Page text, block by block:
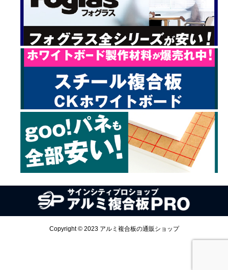
Copyright © 2023 アルミ複合板の通販ショップ